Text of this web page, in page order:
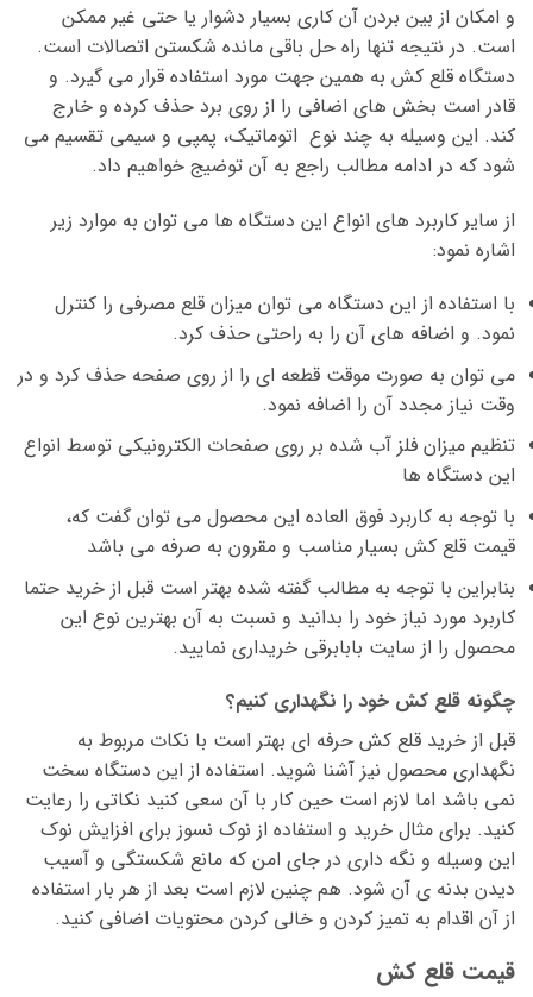
و امکان از بین بردن آن کاری بسیار دشوار یا حتی غیر ممکن
است. در نتیجه تنها راه حل باقی مانده شکستن اتصالات است.
دستگاه قلع کش به همین جهت مورد استفاده قرار می گیرد. و
قادر است بخش های اضافی را از روی برد حذف کرده و خارج
کند. این وسیله به چند نوع اتوماتیک، پمپی و سیمی تقسیم می
شود که در ادامه مطالب راجع به آن توضیج خواهیم داد.
از سایر کاربرد های انواع این دستگاه ها می توان به موارد زیر
اشاره نمود:
با استفاده از این دستگاه می توان میزان قلع مصرفی را کنترل
نمود. و اضافه های آن را به راحتی حذف کرد.
می توان به صورت موقت قطعه ای را از روی صفحه حذف کرد و در
وقت نیاز مجدد آن را اضافه نمود.
تنظیم میزان فلز آب شده بر روی صفحات الکترونیکی توسط انواع
این دستگاه ها
با توجه به کاربرد فوق العاده این محصول می توان گفت که،
قیمت قلع کش بسیار مناسب و مقرون به صرفه می باشد
بنابراین با توجه به مطالب گفته شده بهتر است قبل از خرید حتما
کاربرد مورد نیاز خود را بدانید و نسبت به آن بهترین نوع این
محصول را از سایت بابابرقی خریداری نمایید.
چگونه قلع کش خود را نگهداری کنیم؟
قبل از خرید قلع کش حرفه ای بهتر است با نکات مربوط به
نگهداری محصول نیز آشنا شوید. استفاده از این دستگاه سخت
نمی باشد اما لازم است حین کار با آن سعی کنید نکاتی را رعایت
کنید. برای مثال خرید و استفاده از نوک نسوز برای افزایش نوک
این وسیله و نگه داری در جای امن که مانع شکستگی و آسیب
دیدن بدنه ی آن شود. هم چنین لازم است بعد از هر بار استفاده
از آن اقدام به تمیز کردن و خالی کردن محتویات اضافی کنید.
قیمت قلع کش